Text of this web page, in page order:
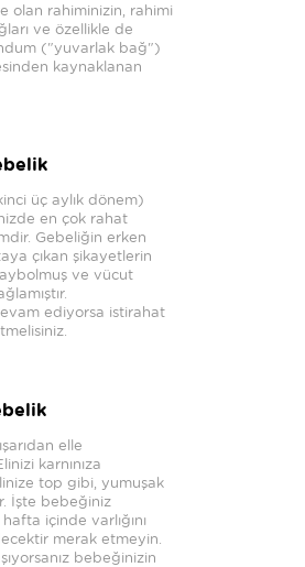
olan rahiminizin, rahimi
ve özellikle de
("yuvarlak bağ")
kaynaklanan
üç aylık dönem)
en çok rahat
Gebeliğin erken
çıkan şikayetlerin
ve vücut
ediyorsa istirahat
elle
karnınıza
top gibi, yumuşak
İşte bebeğiniz
içinde varlığını
merak etmeyin.
bebeğinizin